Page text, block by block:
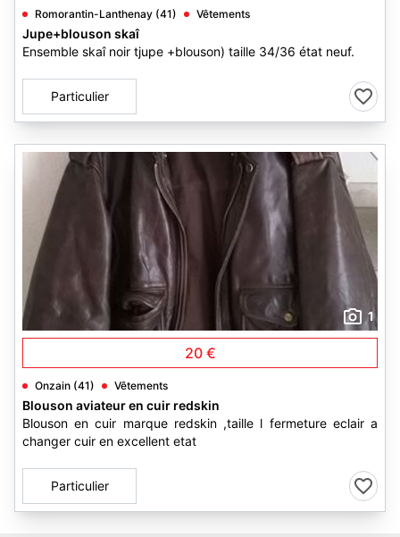
Romorantin-Lanthenay (41) Vêtements
Jupe+blouson skaî
Ensemble skaî noir tjupe +blouson) taille 34/36 état neuf.
Particulier
1
20 €
Onzain (41) Vêtements
Blouson aviateur en cuir redskin
Blouson en cuir marque redskin ,taille l fermeture eclair a
changer cuir en excellent etat
Particulier